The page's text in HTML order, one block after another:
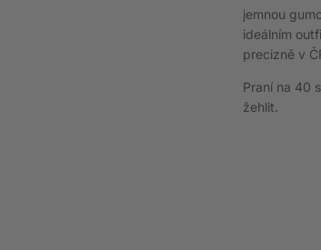
jemnou
ideálním
precizně v
Praní na 40
žehlit.